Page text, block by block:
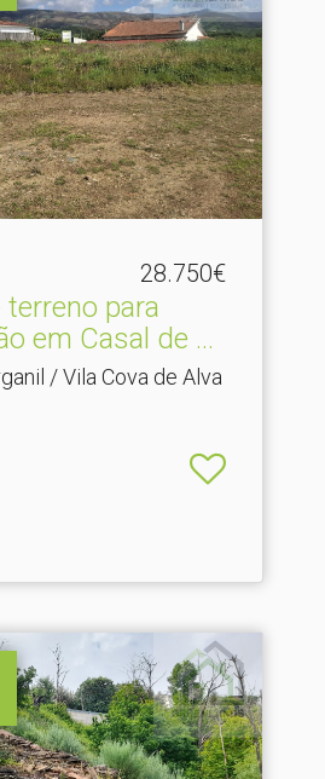
28.750€
terreno para
em Casal de .​..
/ Vila Cova de Alva